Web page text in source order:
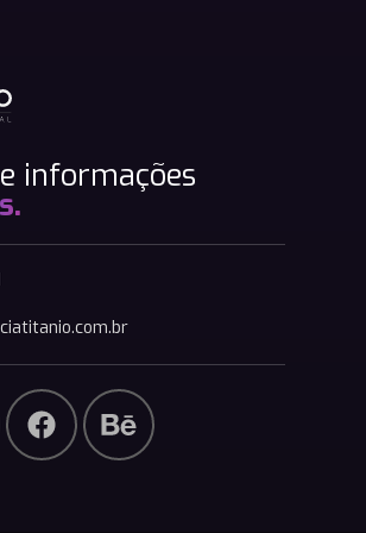
informações